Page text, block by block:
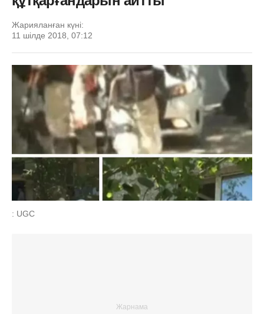
Жарияланған күні:
11 шілде 2018, 07:12
: UGC